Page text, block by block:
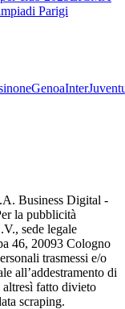
Parigi
GenoaInter
Business Digital -
la pubblicità
sede legale
46, 20093 Cologno
trasmessi e/o
all’addestramento di
fatto divieto
scraping.